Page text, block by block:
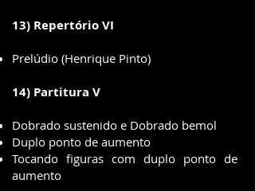
13) Repertório VI
Prelúdio (Henrique Pinto)
14) Partitura V
Dobrado sustenido e Dobrado bemol
Duplo ponto de aumento
Tocando figuras com duplo ponto de
aumento